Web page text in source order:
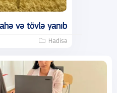
və tövlə yanıb
Hadisə